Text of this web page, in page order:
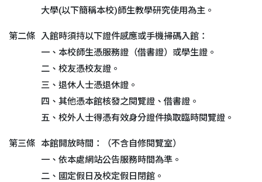
大學(以下簡稱本校)師生教學研究使用為主。
第二條
入館時須持以下證件感應或手機掃碼入館：
一、本校師生憑服務證（借書證）或學生證。
二、校友憑校友證。
三、退休人士憑退休證。
四、其他憑本館核發之閱覽證、借書證。
五、校外人士得憑有效身分證件換取臨時閱覽證。
第三條
本館開放時間：（不含自修閱覽室）
一、依本處網站公告服務時間為準。
二、國定假日及校定假日閉館。